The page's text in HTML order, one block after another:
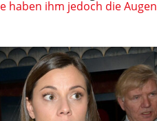
haben ihm jedoch die Augen